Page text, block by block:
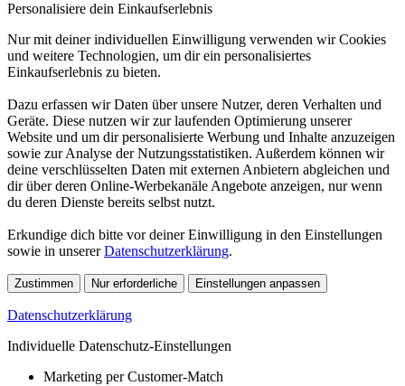
Personalisiere dein Einkaufserlebnis
Nur mit deiner individuellen Einwilligung verwenden wir Cookies
und weitere Technologien, um dir ein personalisiertes
Einkaufserlebnis zu bieten.
Dazu erfassen wir Daten über unsere Nutzer, deren Verhalten und
Geräte. Diese nutzen wir zur laufenden Optimierung unserer
Website und um dir personalisierte Werbung und Inhalte anzuzeigen
sowie zur Analyse der Nutzungsstatistiken. Außerdem können wir
deine verschlüsselten Daten mit externen Anbietern abgleichen und
dir über deren Online-Werbekanäle Angebote anzeigen, nur wenn
du deren Dienste bereits selbst nutzt.
Erkundige dich bitte vor deiner Einwilligung in den Einstellungen
sowie in unsererDatenschutzerklärung.
Zustimmen Nur erforderliche Einstellungen anpassen
Datenschutzerklärung
Individuelle Datenschutz-Einstellungen
Marketing per Customer-Match